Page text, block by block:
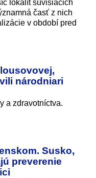
lokalít súvisiacich
časť z nich
v období pred
národniari
a zdravotníctva.
Susko,
preverenie